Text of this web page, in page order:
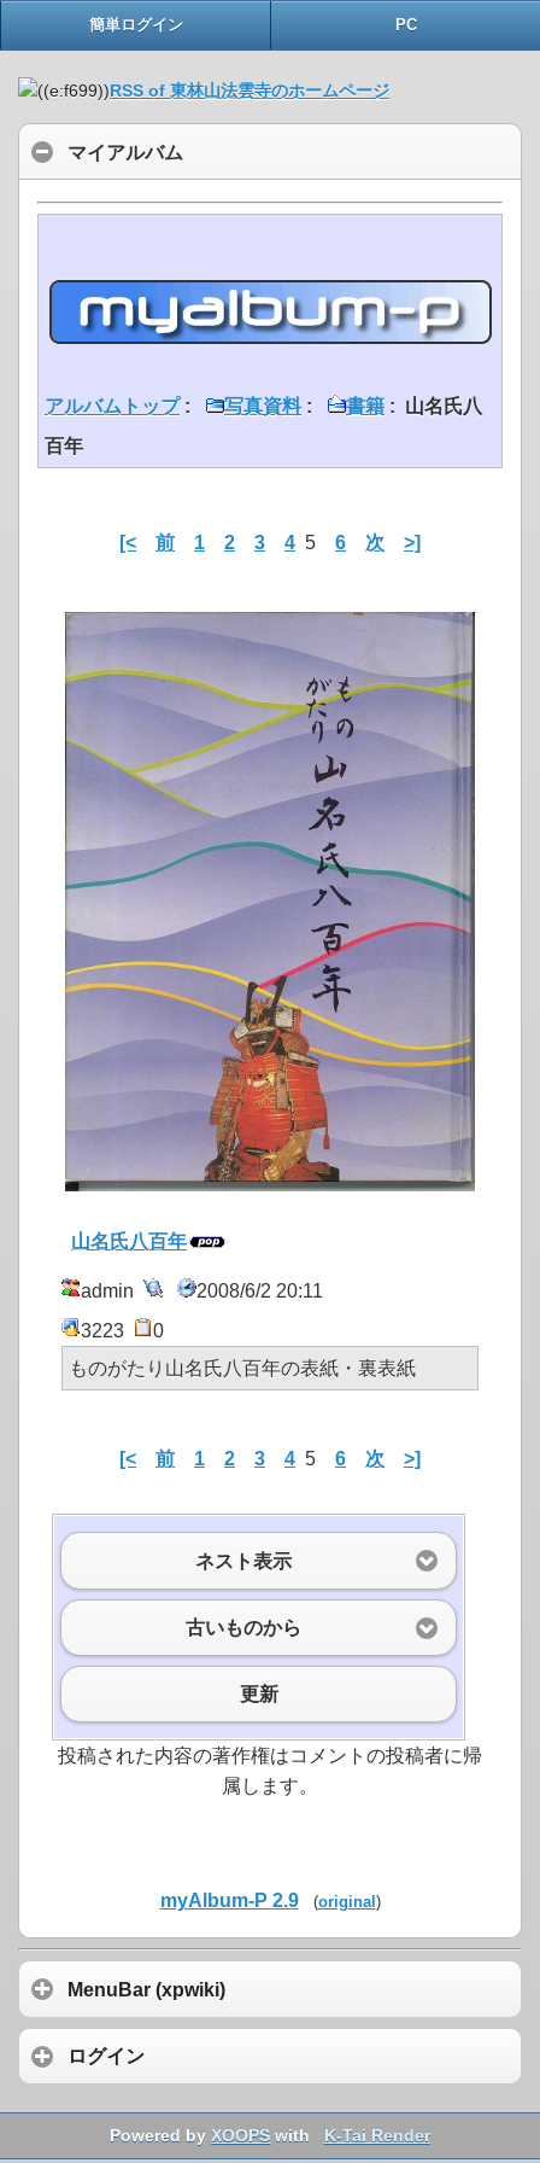
簡単ログイン PC
RSS of 東林山法雲寺のホームページ
マイアルバム
アルバムトップ: 写真資料: 書籍 : 山名氏八
百年
[< 前 1 2 3 4 5 6 次 >]
山名氏八百年
admin
2008/6/2 20:11
3223
0
ものがたり山名氏八百年の表紙・裏表紙
[< 前 1 2 3 4 5 6 次 >]
ネスト表示
古いものから
更新
投稿された内容の著作権はコメントの投稿者に帰
属します。
myAlbum-P 2.9 (original )
MenuBar (xpwiki)
ログイン
Powered byXOOPS with K-Tai Render